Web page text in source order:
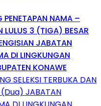
PENETAPAN NAMA –
LULUS 3 (TIGA) BESAR
JABATAN
DI LINGKUNGAN
KONAWE